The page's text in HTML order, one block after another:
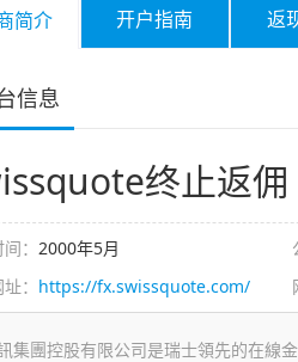
简介 开户指南 返
信息
终止返佣
： 2000年5月
： https://fx.swissquote.com/
集團控股有限公司是瑞士領先的在線